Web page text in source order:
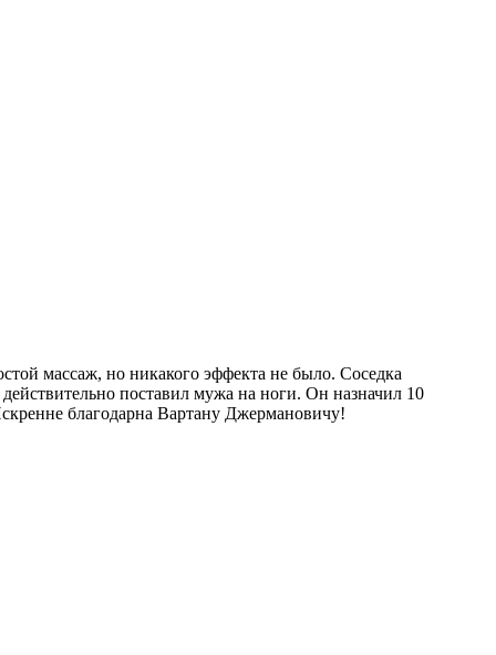
массаж, но никакого эффекта не было. Соседка
поставил мужа на ноги. Он назначил 10
благодарна Вартану Джермановичу!